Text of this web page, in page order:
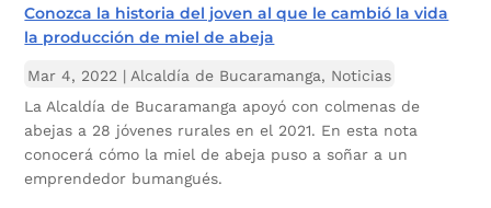
Conozca la historia del joven al que le cambió la vida
la producción de miel de abeja
Mar 4, 2022 | Alcaldía de Bucaramanga, Noticias
La Alcaldía de Bucaramanga apoyó con colmenas de
abejas a 28 jóvenes rurales en el 2021. En esta nota
conocerá cómo la miel de abeja puso a soñar a un
emprendedor bumangués.